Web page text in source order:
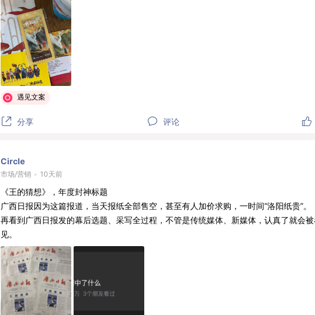
终又等到故人相逢，归鱼入梦。
将留白的故事写满秋思,
化作人间枫红，
与你相拥。
十年海棠秋一杯，山海共饮再相逢。
遇见文案
分享 评论
Circle
市场/营销 • 10天前
《王的猜想》，年度封神标题
广西日报因为这篇报道，当天报纸全部售空，甚至有人加价求购，一时间“洛阳纸贵”。
再看到广西日报发的幕后选题、采写全过程，不管是传统媒体、新媒体，认真了就会
见。